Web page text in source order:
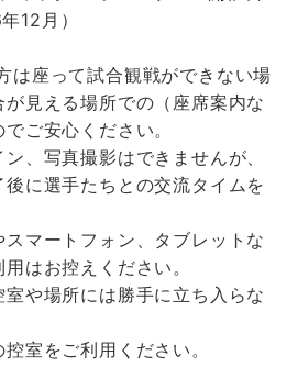
12月）
は座って試合観戦ができない場
見える場所での（座席案内な
ご安心ください。
、写真撮影はできませんが、
に選手たちとの交流タイムを
スマートフォン、タブレットな
はお控えください。
室や場所には勝手に立ち入らな
室をご利用ください。